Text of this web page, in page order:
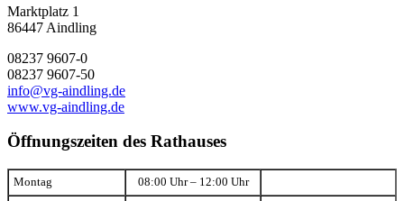
Marktplatz 1
86447 Aindling
08237 9607-0
08237 9607-50
info@vg-aindling.de
www.vg-aindling.de
Öffnungszeiten des Rathauses
Montag 08:00 Uhr – 12:00 Uhr